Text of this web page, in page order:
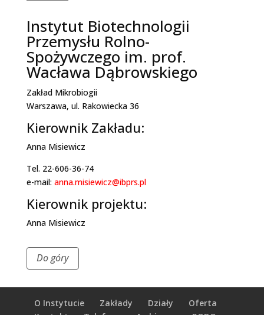
Instytut Biotechnologii
Przemysłu Rolno-
Spożywczego im. prof.
Wacława Dąbrowskiego
Zakład Mikrobiogii
Warszawa, ul. Rakowiecka 36
Kierownik Zakładu:
Anna Misiewicz
Tel. 22-606-36-74
e-mail: anna.misiewicz@ibprs.pl
Kierownik projektu:
Anna Misiewicz
Do góry
O Instytucie Zakłady Działy
Oferta